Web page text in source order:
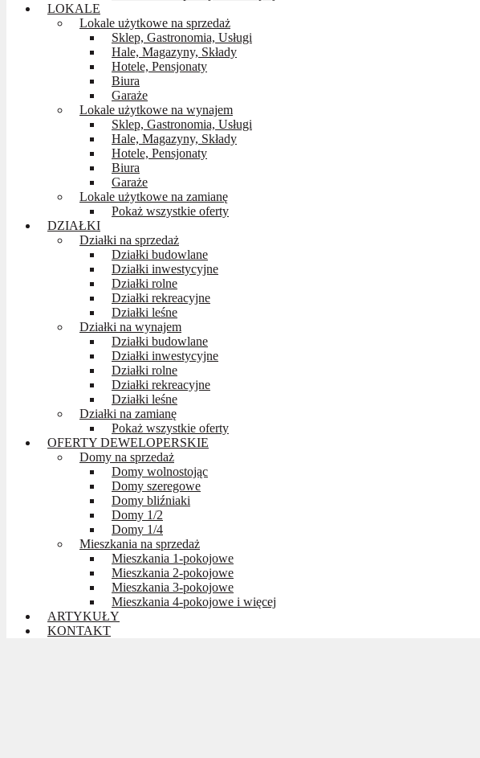
LOKALE
Lokale użytkowe na sprzedaż
Sklep, Gastronomia, Usługi
Hale, Magazyny, Składy
Hotele, Pensjonaty
Biura
Garaże
Lokale użytkowe na wynajem
Sklep, Gastronomia, Usługi
Hale, Magazyny, Składy
Hotele, Pensjonaty
Biura
Garaże
Lokale użytkowe na zamianę
Pokaż wszystkie oferty
DZIAŁKI
Działki na sprzedaż
Działki budowlane
Działki inwestycyjne
Działki rolne
Działki rekreacyjne
Działki leśne
Działki na wynajem
Działki budowlane
Działki inwestycyjne
Działki rolne
Działki rekreacyjne
Działki leśne
Działki na zamianę
Pokaż wszystkie oferty
OFERTY DEWELOPERSKIE
Domy na sprzedaż
Domy wolnostojąc
Domy szeregowe
Domy bliźniaki
Domy 1/2
Domy 1/4
Mieszkania na sprzedaż
Mieszkania 1-pokojowe
Mieszkania 2-pokojowe
Mieszkania 3-pokojowe
Mieszkania 4-pokojowe i więcej
ARTYKUŁY
KONTAKT